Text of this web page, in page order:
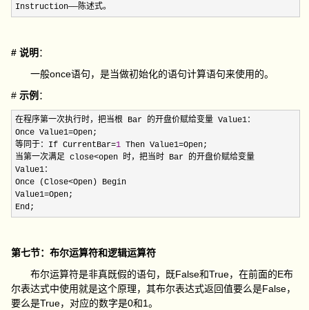
Instruction——陈述式。
# 说明 ：
一般once语句，是当做初始化的语句计算语句来使用的。
#示例 ：
在程序第一次执行时，把当根 Bar 的开盘价赋给变量 Value1：
Once Value1=Open;
等同于：If CurrentBar=1 Then Value1=Open;
当第一次满足 close<open 时，把当时 Bar 的开盘价赋给变量
Value1：
Once (Close<Open) Begin
Value1=Open;
End;
第七节：布尔运算符和逻辑运算符
布尔运算符是非真既假的语句，既False和True，在前面的E布
尔表达式中使用就是这个原理，其布尔表达式返回值要么是False，
要么是True，对应的数字是0和1。